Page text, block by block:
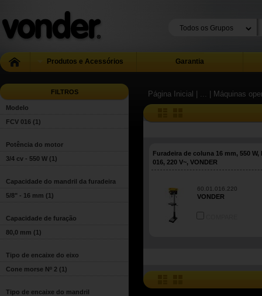
Produtos e Acessórios Garantia
FILTROS
Modelo
FCV 016 (1)
Potência do motor
3/4 cv - 550 W (1)
Capacidade do mandril da furadeira
5/8" - 16 mm (1)
Capacidade de furação
80,0 mm (1)
Tipo de encaixe do eixo
Cone morse Nº 2 (1)
Tipo de encaixe do mandril
Página Inicial | ... | Máquinas
Furadeira de coluna 16 mm, 550 W,
016, 220 V~, VONDER
60.01.016.220
VONDER